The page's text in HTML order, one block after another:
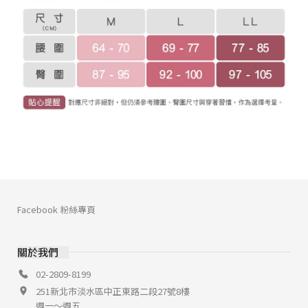
關於我們
02-2809-8199
251新北市淡水區中正東路二段27號8樓
Facebook 粉絲專頁